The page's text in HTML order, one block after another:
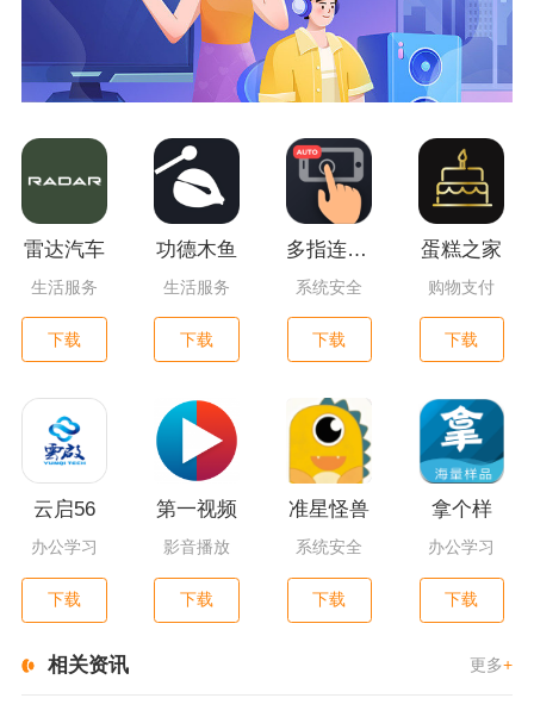
雷达汽车
生活服务
下载
功德木鱼
生活服务
下载
多指连点器
系统安全
下载
蛋糕之家
购物支付
下载
云启56
办公学习
下载
第一视频
影音播放
下载
准星怪兽
系统安全
下载
拿个样
办公学习
下载
相关资讯 更多+